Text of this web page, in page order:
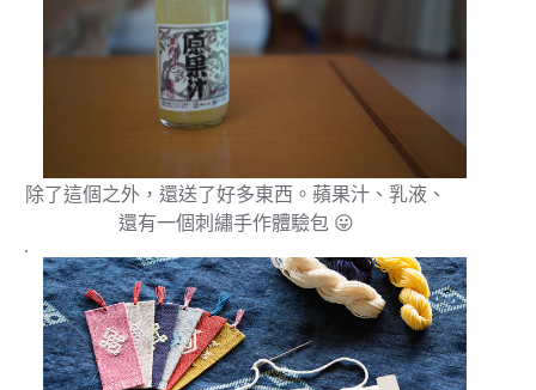
除了這個之外，還送了好多東西。蘋果汁、乳液、
還有一個刺繡手作體驗包 😛
.